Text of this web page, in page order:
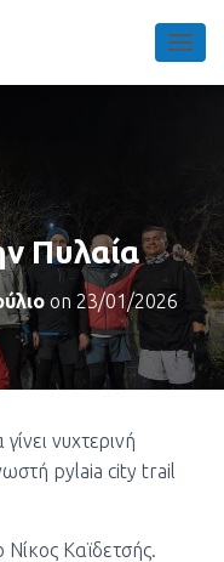
Πυλαία
on 23/01/2026
νυχτερινή
pylaia city trail
Καϊδετσής.